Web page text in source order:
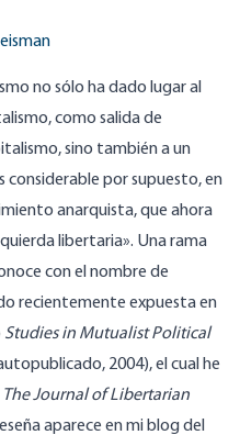
no sólo ha dado lugar al
como salida de
sino también a un
por supuesto, en
anarquista, que ahora
libertaria». Una rama
con el nombre de
recientemente expuesta en
Studies in Mutualist Political
2004), el cual he
The Journal of Libertarian
aparece en mi blog del